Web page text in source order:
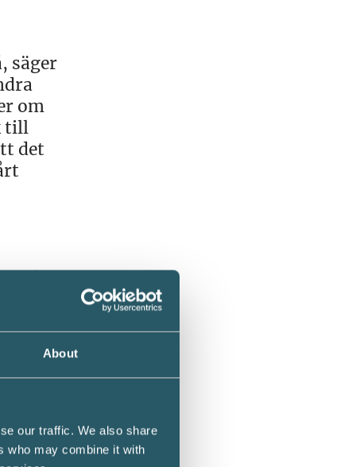
About
our traffic. We also share
who may combine it with
säger
om
till
det
räds
ser